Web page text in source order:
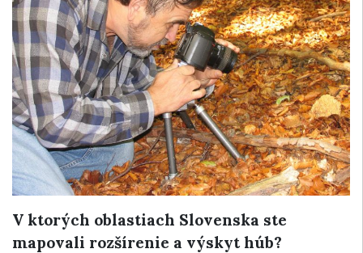
V ktorých oblastiach Slovenska ste
mapovali rozšírenie a výskyt húb?